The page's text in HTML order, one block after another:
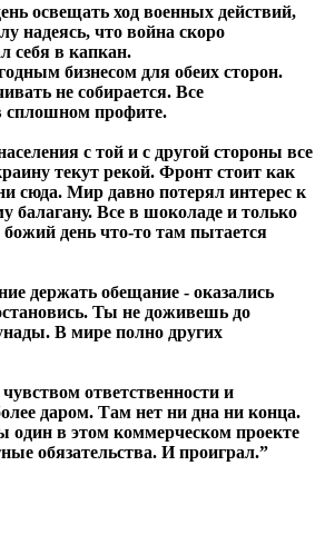
освещать ход военных действий,
надеясь, что война скоро
себя в капкан.
бизнесом для обеих сторон.
не собирается. Все
сплошном профите.
с той и с другой стороны все
текут рекой. Фронт стоит как
сюда. Мир давно потерял интерес к
балагану. Все в шоколаде и только
день что-то там пытается
держать обещание - оказались
Ты не доживешь до
В мире полно других
ответственности и
даром. Там нет ни дна ни конца.
один в этом коммерческом проекте
обязательства. И проиграл.”